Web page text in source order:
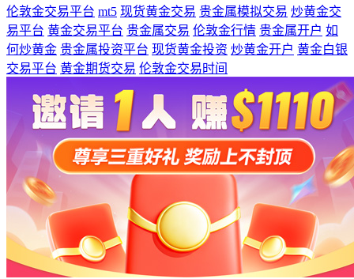
伦敦金交易平台 mt5 现货黄金交易 贵金属模拟交易 炒黄金交
易平台 黄金交易平台 贵金属交易 伦敦金行情 贵金属开户 如
何炒黄金 贵金属投资平台 现货黄金投资 炒黄金开户 黄金白银
交易平台 黄金期货交易 伦敦金交易时间